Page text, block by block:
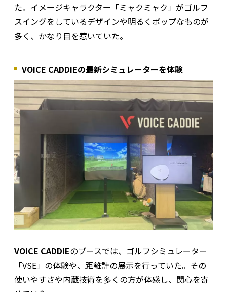
た。イメージキャラクター「ミャクミャク」がゴルフ
スイングをしているデザインや明るくポップなものが
多く、かなり目を惹いていた。
VOICE CADDIEの最新シミュレーターを体験
VOICE CADDIEのブースでは、ゴルフシミュレーター
「VSE」の体験や、距離計の展示を行っていた。その
使いやすさや内蔵技術を多くの方が体感し、関心を寄